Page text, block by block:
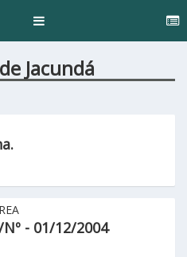
Toggle
Jacundá
- 01/12/2004